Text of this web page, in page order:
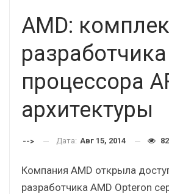
AMD:
процессора
архитектуры
--> Дата: Авг 15, 2014 82
Компания AMD открыла
разработчика AMD Opteron